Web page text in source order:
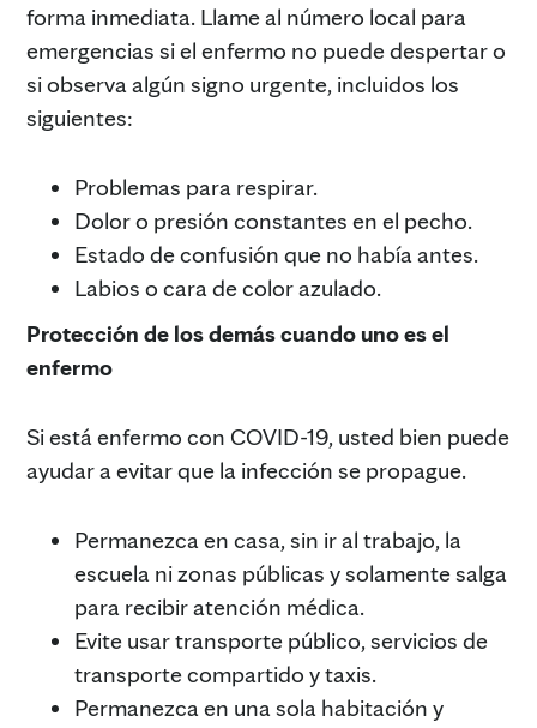
forma inmediata. Llame al número local para
emergencias si el enfermo no puede despertar o
si observa algún signo urgente, incluidos los
siguientes:
Problemas para respirar.
Dolor o presión constantes en el pecho.
Estado de confusión que no había antes.
Labios o cara de color azulado.
Protección de los demás cuando uno es el
enfermo
Si está enfermo con COVID-19, usted bien puede
ayudar a evitar que la infección se propague.
Permanezca en casa, sin ir al trabajo, la
escuela ni zonas públicas y solamente salga
para recibir atención médica.
Evite usar transporte público, servicios de
transporte compartido y taxis.
Permanezca en una sola habitación y